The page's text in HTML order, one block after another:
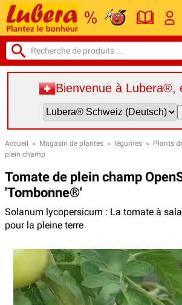
Bienvenue à Lubera®,
Accueil » Magasin de plantes » légumes » Plants
plein champ
Tomate de plein champ
'Tombonne®'
Solanum lycopersicum : La tomate à
pour la pleine terre